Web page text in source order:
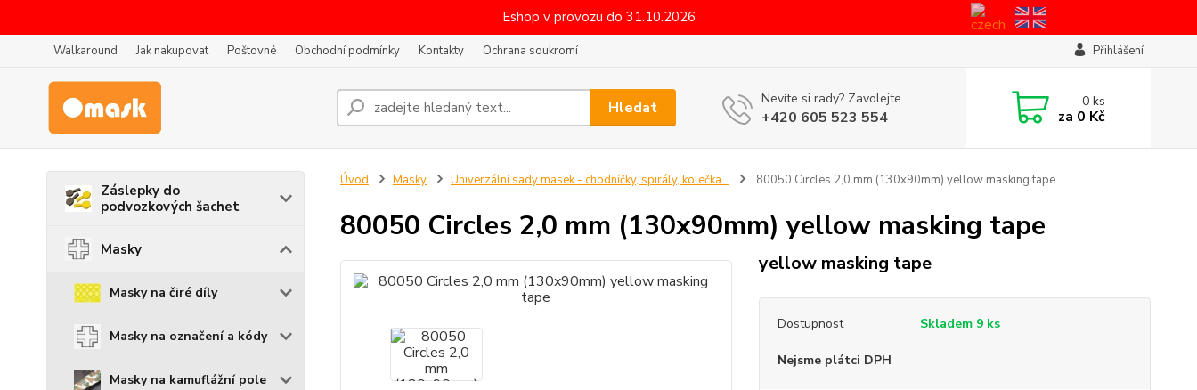
Eshop v provozu do 31.10.2026
Walkaround Jak nakupovat Poštovné Obchodní podmínky Kontakty Ochrana soukromí Přihlášení
Hledat Nevíte si rady? Zavolejte.
+420 605 523 554
0ks
za 0 Kč
Záslepky do
podvozkových šachet
Masky
Masky na čiré díly
Masky na označení a kódy
Masky na kamuflážní pole
Úvod Masky Univerzální sady masek - chodníčky, spirály, kolečka... 80050 Circles 2,0 mm (130x90mm) yellow masking tape
80050 Circles 2,0 mm (130x90mm) yellow masking tape
yellow masking tape
Dostupnost Skladem 9 ks
Nejsme plátci DPH